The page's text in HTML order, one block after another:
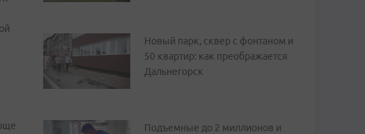
Новый парк, сквер с фонтаном и
50 квартир: как преображается
Дальнегорск
Подъемные до 2 миллионов и